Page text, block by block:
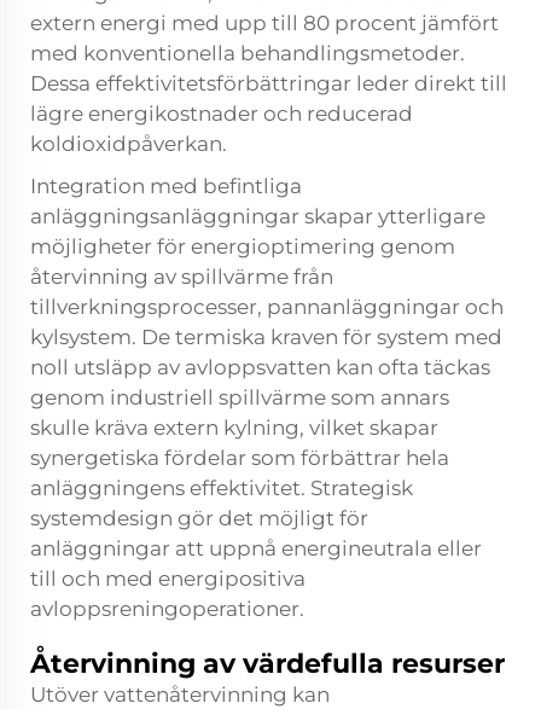
extern energi med upp till 80 procent jämfört
med konventionella behandlingsmetoder.
Dessa effektivitetsförbättringar leder direkt till
lägre energikostnader och reducerad
koldioxidpåverkan.
Integration med befintliga
anläggningsanläggningar skapar ytterligare
möjligheter för energioptimering genom
återvinning av spillvärme från
tillverkningsprocesser, pannanläggningar och
kylsystem. De termiska kraven för system med
noll utsläpp av avloppsvatten kan ofta täckas
genom industriell spillvärme som annars
skulle kräva extern kylning, vilket skapar
synergetiska fördelar som förbättrar hela
anläggningens effektivitet. Strategisk
systemdesign gör det möjligt för
anläggningar att uppnå energineutrala eller
till och med energipositiva
avloppsreningoperationer.
Återvinning av värdefulla resurser
Utöver vattenåtervinning kan